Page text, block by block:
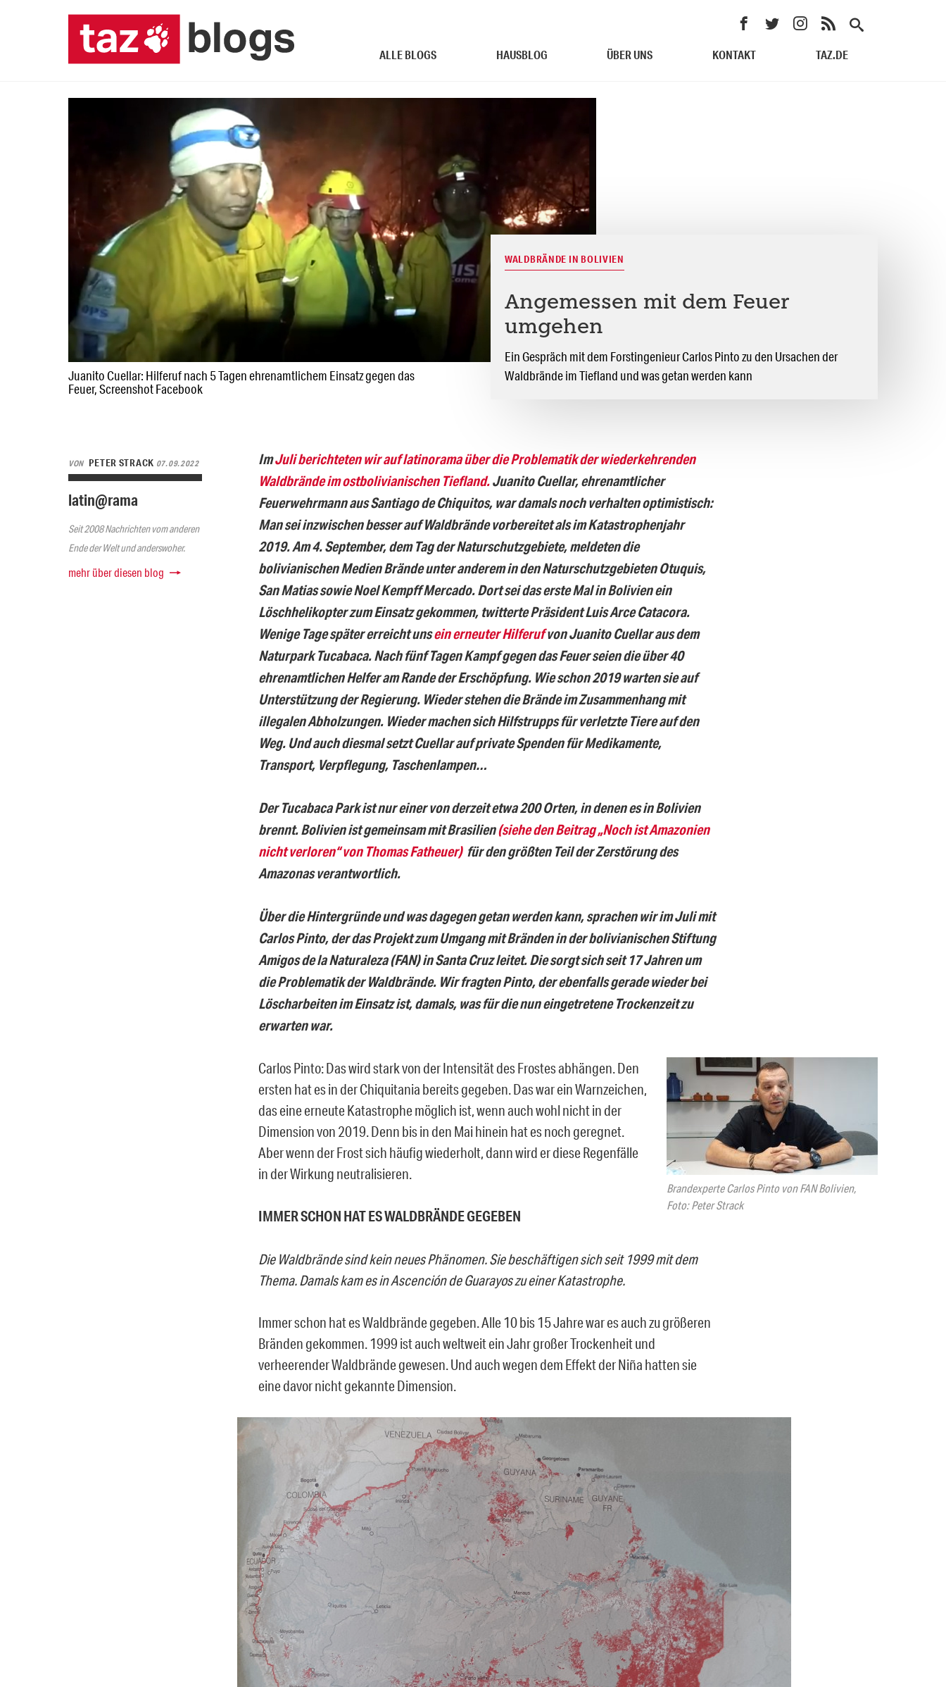
ALLE BLOGS HAUSBLOG ÜBER UNS KONTAKT TAZ.DE
Juanito Cuellar: Hilferuf nach 5 Tagen ehrenamtlichem Einsatz gegen das
Feuer, Screenshot Facebook
WALDBRÄNDE IN BOLIVIEN
Angemessen mit dem Feuer
umgehen
Ein Gespräch mit dem Forstingenieur Carlos Pinto zu den Ursachen der
Waldbrände im Tiefland und was getan werden kann
VON PETER STRACK 07.09.2022
latin@rama
Seit 2008 Nachrichten vom anderen
Ende der Welt und anderswoher.
mehr über diesen blog
ImJuli berichteten wir auf latinorama über die Problematik der wiederkehrenden
Waldbrände im ostbolivianischen Tiefland.Juanito Cuellar, ehrenamtlicher
Feuerwehrmann aus Santiago de Chiquitos, war damals noch verhalten optimistisch:
Man sei inzwischen besser auf Waldbrände vorbereitet als im Katastrophenjahr
2019. Am 4. September, dem Tag der Naturschutzgebiete, meldeten die
bolivianischen Medien Brände unter anderem in den Naturschutzgebieten Otuquis,
San Matias sowie Noel Kempff Mercado. Dort sei das erste Mal in Bolivien ein
Löschhelikopter zum Einsatz gekommen, twitterte Präsident Luis Arce Catacora.
Wenige Tage später erreicht unsein erneuter Hilferufvon Juanito Cuellar aus dem
Naturpark Tucabaca. Nach fünf Tagen Kampf gegen das Feuer seien die über 40
ehrenamtlichen Helfer am Rande der Erschöpfung. Wie schon2019 warten sie auf
Unterstützung der Regierung. Wieder stehen die Brände im Zusammenhang mit
illegalen Abholzungen. Wieder machen sich Hilfstrupps für verletzte Tiere auf den
Weg. Und auch diesmalsetztCuellar auf private Spenden für Medikamente,
Transport, Verpflegung, Taschenlampen…
Der Tucabaca Park ist nur einer von derzeit etwa 200 Orten, in denen es in Bolivien
brennt. Bolivien ist gemeinsam mit Brasilien(siehe den Beitrag „Noch ist Amazonien
nicht verloren“ von Thomas Fatheuer)für den größten Teil der Zerstörung des
Amazonas verantwortlich.
Über die Hintergründe und was dagegen getan werden kann, sprachen wir im Juli mit
Carlos Pinto, der das Projekt zum Umgang mit Bränden in der bolivianischen Stiftung
Amigos de la Naturaleza (FAN) in Santa Cruz leitet. Die sorgt sich seit 17 Jahren um
die Problematik der Waldbrände. Wir fragten Pinto, der ebenfalls gerade wieder bei
Löscharbeiten im Einsatz ist, damals, was für die nun eingetretene Trockenzeit zu
erwarten war.
Brandexperte Carlos Pinto von FAN Bolivien,
Foto: Peter Strack
Carlos Pinto: Das wird stark von der Intensität des Frostes abhängen. Den
ersten hat es in der Chiquitania bereits gegeben. Das war ein Warnzeichen,
das eine erneute Katastrophe möglich ist, wenn auch wohl nicht in der
Dimension von 2019. Denn bis in den Mai hinein hat es noch geregnet.
Aber wenn der Frost sich häufig wiederholt, dann wird er diese Regenfälle
in der Wirkung neutralisieren.
IMMER SCHON HAT ES WALDBRÄNDE GEGEBEN
Die Waldbrände sind kein neues Phänomen. Sie beschäftigen sich seit 1999 mit dem
Thema. Damals kam es inAscención de Guarayos zu einer Katastrophe.
Immer schon hat es Waldbrände gegeben. Alle 10 bis 15 Jahre war es auch zu größeren
Bränden gekommen.1999 ist auch weltweit ein Jahrgroßer Trockenheit und
verheerender Waldbrände gewesen.Und auch wegen dem Effekt der Niña hatten sie
eine davornicht gekannte Dimension.